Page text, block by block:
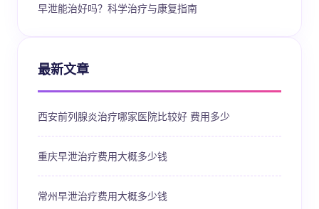
早泄能治好吗？科学治疗与康复指南
最新文章
西安前列腺炎治疗哪家医院比较好 费用多少
重庆早泄治疗费用大概多少钱
常州早泄治疗费用大概多少钱